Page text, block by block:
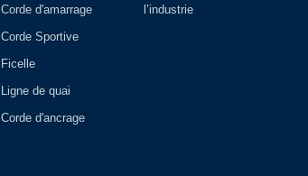
Corde d'amarrage
Corde Sportive
Ficelle
Ligne de quai
Corde d'ancrage
l’industrie